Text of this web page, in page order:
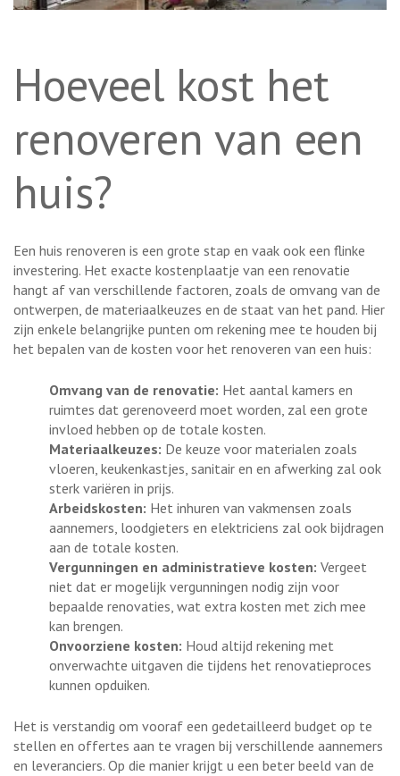
Hoeveel kost het
renoveren van een
huis?
Een huis renoveren is een grote stap en vaak ook een flinke
investering. Het exacte kostenplaatje van een renovatie
hangt af van verschillende factoren, zoals de omvang van de
ontwerpen, de materiaalkeuzes en de staat van het pand. Hier
zijn enkele belangrijke punten om rekening mee te houden bij
het bepalen van de kosten voor het renoveren van een huis:
Omvang van de renovatie: Het aantal kamers en
ruimtes dat gerenoveerd moet worden, zal een grote
invloed hebben op de totale kosten.
Materiaalkeuzes: De keuze voor materialen zoals
vloeren, keukenkastjes, sanitair en en afwerking zal ook
sterk variëren in prijs.
Arbeidskosten: Het inhuren van vakmensen zoals
aannemers, loodgieters en elektriciens zal ook bijdragen
aan de totale kosten.
Vergunningen en administratieve kosten: Vergeet
niet dat er mogelijk vergunningen nodig zijn voor
bepaalde renovaties, wat extra kosten met zich mee
kan brengen.
Onvoorziene kosten: Houd altijd rekening met
onverwachte uitgaven die tijdens het renovatieproces
kunnen opduiken.
Het is verstandig om vooraf een gedetailleerd budget op te
stellen en offertes aan te vragen bij verschillende aannemers
en leveranciers. Op die manier krijgt u een beter beeld van de